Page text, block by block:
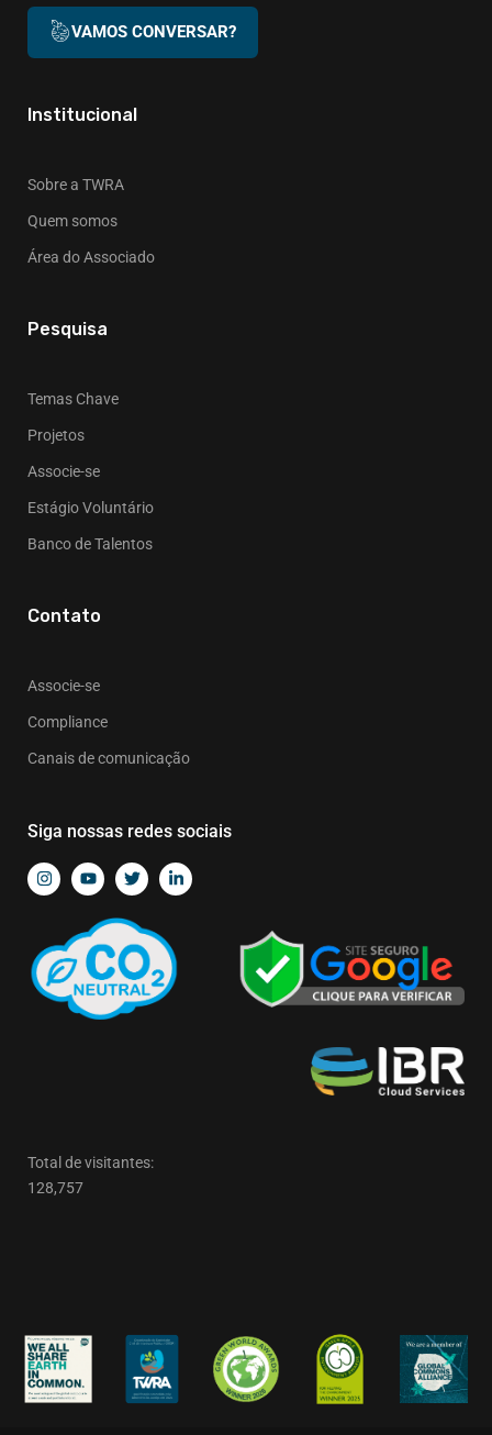
VAMOS CONVERSAR?
Institucional
Sobre a TWRA
Quem somos
Área do Associado
Pesquisa
Temas Chave
Projetos
Associe-se
Estágio Voluntário
Banco de Talentos
Contato
Associe-se
Compliance
Canais de comunicação
Siga nossas redes sociais
Total de visitantes:
128,757